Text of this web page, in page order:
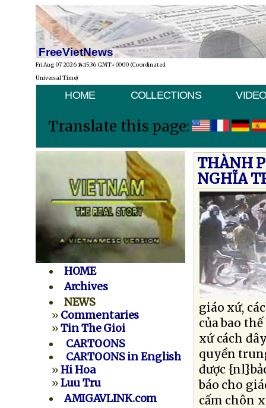
FreeVietNews
Fri Aug 07 2026 14:15:36 GMT+0000 (Coordinated
Universal Time)
HOME COLLECTIONS
Translate this page:
HOME
Archives
NEWS
» Commentaries
»Tin The Gioi
CARTOONS
CARTOONS in English
»Hi Hoa
»Luu Tru
AMIGAVLINK.com
THÀNH
NGHĨA
giáo xứ,
của bao
xứ cách
quyền
được
báo cho
cấm chôn